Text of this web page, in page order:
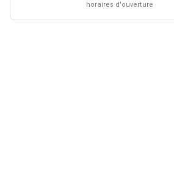
horaires d'ouverture